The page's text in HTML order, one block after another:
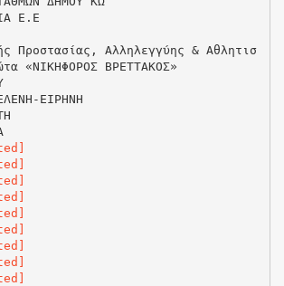
Ε.Ε
Προστασίας, Αλληλεγγύης & Αθλητισ
«ΝΙΚΗΦΟΡΟΣ ΒΡΕΤΤΑΚΟΣ»
ΕΙΡΗΝΗ